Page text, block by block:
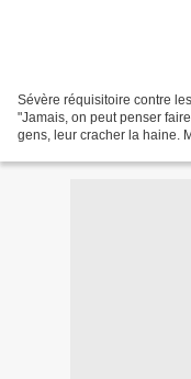
Sévère réquisitoire contre
"Jamais, on peut penser
gens, leur cracher la haine.